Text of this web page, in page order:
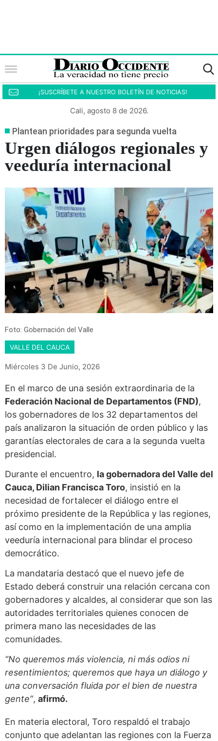
¡SUSCRÍBETE A NUESTRO BOLETÍN DE NOTICIAS!
Cali, agosto 8 de 2026.
Plantean prioridades para segunda vuelta
Urgen diálogos regionales y
veeduría internacional
Foto: Gobernación del Valle
VALLE DEL CAUCA
Miércoles 3 De Junio, 2026
En el marco de una sesión extraordinaria de la
Federación Nacional de Departamentos (FND),
los gobernadores de los 32 departamentos del
país analizaron la situación de orden público y las
garantías electorales de cara a la segunda vuelta
presidencial.
Durante el encuentro, la gobernadora del Valle del
Cauca, Dilian Francisca Toro, insistió en la
necesidad de fortalecer el diálogo entre el
próximo presidente de la República y las regiones,
así como en la implementación de una amplia
veeduría internacional para blindar el proceso
democrático.
La mandataria destacó que el nuevo jefe de
Estado deberá construir una relación cercana con
gobernadores y alcaldes, al considerar que son las
autoridades territoriales quienes conocen de
primera mano las necesidades de las
comunidades.
“No queremos más violencia, ni más odios ni
resentimientos; queremos que haya un diálogo y
una conversación fluida por el bien de nuestra
gente”, afirmó.
En materia electoral, Toro respaldó el trabajo
conjunto que adelantan las regiones con la Fuerza